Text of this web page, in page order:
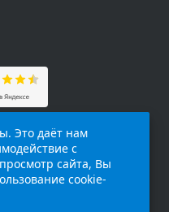
Это даёт нам
с
сайта, Вы
cookie-